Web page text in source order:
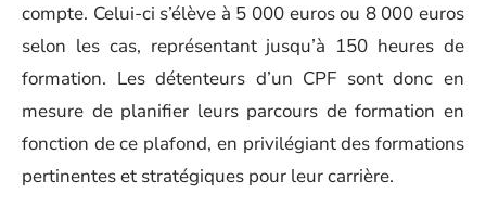
compte. Celui-ci s’élève à 5 000 euros ou 8 000 euros
selon les cas, représentant jusqu’à 150 heures de
formation. Les détenteurs d’un CPF sont donc en
mesure de planifier leurs parcours de formation en
fonction de ce plafond, en privilégiant des formations
pertinentes et stratégiques pour leur carrière.